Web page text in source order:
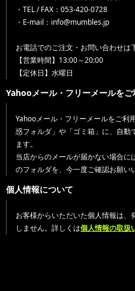
・TEL / FAX：053-420-0728
・E-mail：info@mumbles.jp
お電話でのご注文・お問い合わせは
【営業時間】13:00～20:00
【定休日】水曜日
Yahooメール・フリーメールを
Yahooメール・フリーメールをご利
惑フォルダ」や「ゴミ箱」に、自動
ます。
当店からのメールが届かない場合に
のフォルダを、今一度ご確認お願い
個人情報について
お客様からいただいた個人情報は
しません。詳しくは個人情報の取扱